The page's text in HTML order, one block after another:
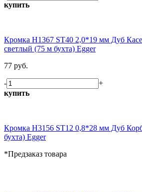
купить
Кромка H1367 ST40 2,0*19 мм Дуб
светлый (75 м бухта) Egger
77 руб.
-
+
купить
Кромка H3156 ST12 0,8*28 мм Дуб
бухта) Egger
*Предзаказ товара